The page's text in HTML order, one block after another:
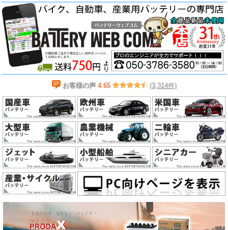
お客様の声 4.65 (3,314件)